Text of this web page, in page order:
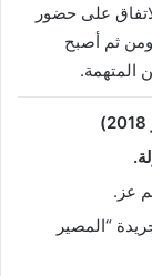
على حضور
ثم أصبح
المتهمة.
.
عز.
“المصير